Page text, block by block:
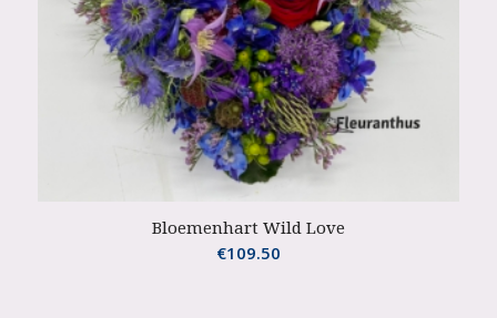
Bloemenhart Wild Love
€109.50